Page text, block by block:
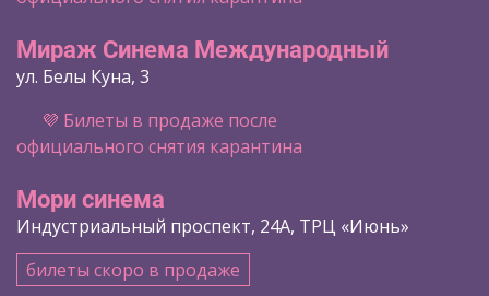
Мираж Синема Международный
ул. Белы Куна, 3
💜 Билеты в продаже после
официального снятия карантина
Мори синема
Индустриальный проспект, 24А, ТРЦ «Июнь»
билеты скоро в продаже